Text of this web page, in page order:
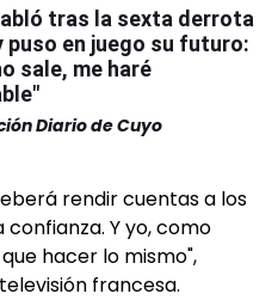
tras la sexta derrota
puso en juego su futuro:
sale, me haré
Diario de Cuyo
rendir cuentas a los
Y yo, como
hacer lo mismo",
francesa.